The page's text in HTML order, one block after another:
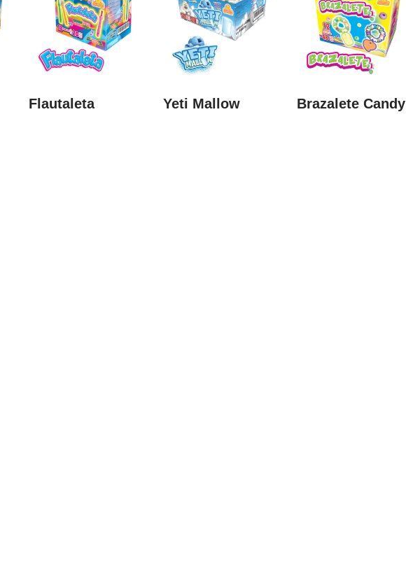
Flautaleta Yeti Mallow Brazalete Candy